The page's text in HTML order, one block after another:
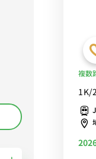
複数
タル
1K/